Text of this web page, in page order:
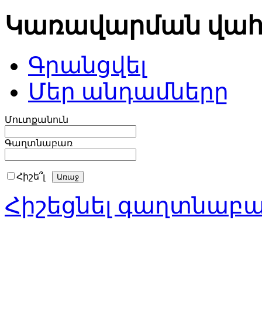
Կառավարման
Գրանցվել
Մեր անդամները
Մուտքանուն
Գաղտնաբառ
Հիշե՞լ
Հիշեցնել